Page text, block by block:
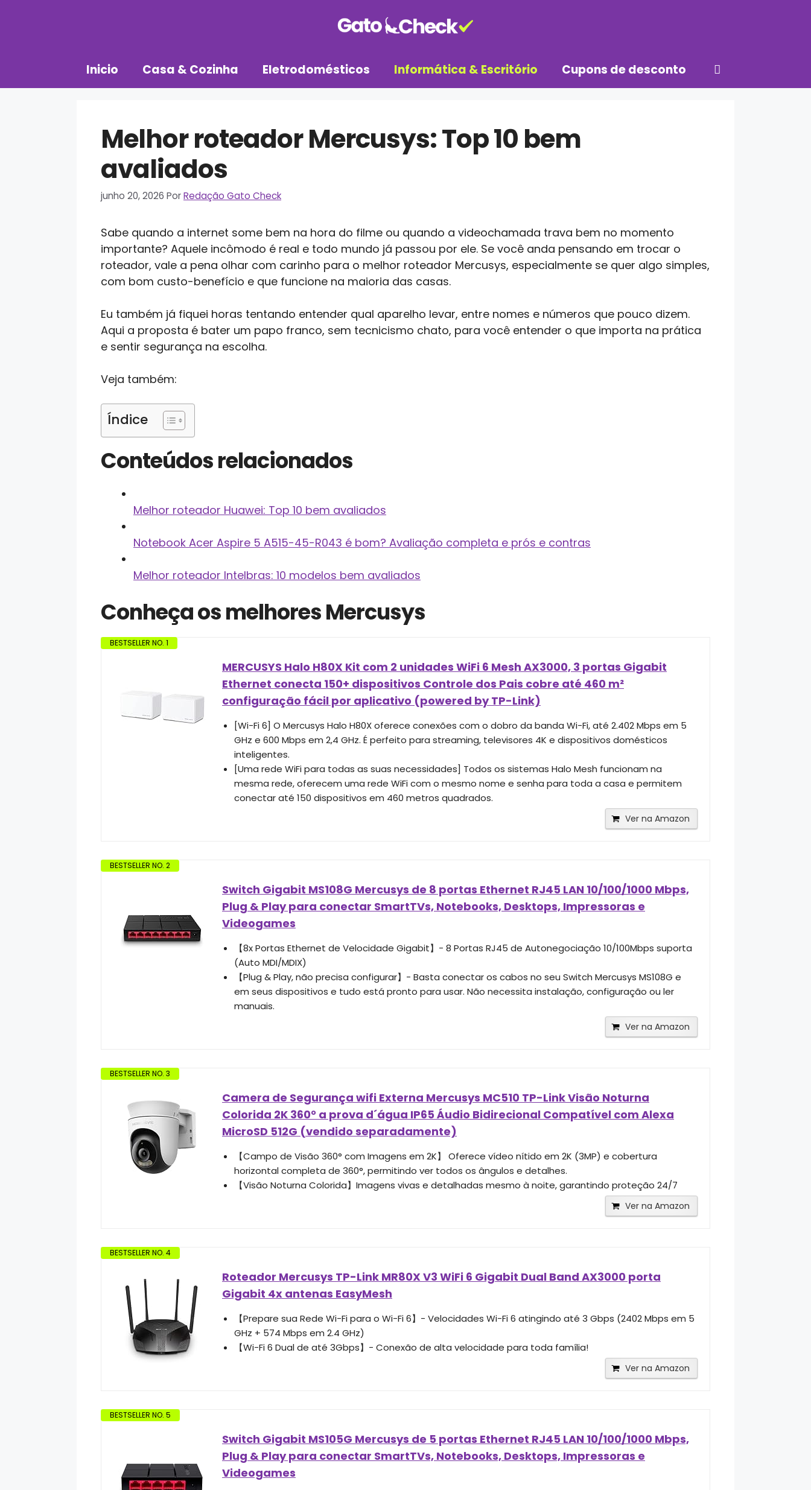
Inicio Casa & Cozinha Eletrodomésticos Informática & Escritório Cupons de desconto
Melhor roteador Mercusys: Top 10 bem
avaliados
junho 20, 2026 PorRedação Gato Check
Sabe quando a internet some bem na hora do filme ou quando a videochamada trava bem no momento
importante? Aquele incômodo é real e todo mundo já passou por ele. Se você anda pensando em trocar o
roteador, vale a pena olhar com carinho para o melhor roteador Mercusys, especialmente se quer algo simples,
com bom custo-benefício e que funcione na maioria das casas.
Eu também já fiquei horas tentando entender qual aparelho levar, entre nomes e números que pouco dizem.
Aqui a proposta é bater um papo franco, sem tecnicismo chato, para você entender o que importa na prática
e sentir segurança na escolha.
Veja também:
Índice
Conteúdos relacionados
Melhor roteador Huawei: Top 10 bem avaliados
Notebook Acer Aspire 5 A515-45-R043 é bom? Avaliação completa e prós e contras
Melhor roteador Intelbras: 10 modelos bem avaliados
Conheça os melhores Mercusys
BESTSELLER NO. 1
MERCUSYS Halo H80X Kit com 2 unidades WiFi 6 Mesh AX3000, 3 portas Gigabit
Ethernet conecta 150+ dispositivos Controle dos Pais cobre até 460 m²
configuração fácil por aplicativo (powered by TP-Link)
[Wi-Fi 6] O Mercusys Halo H80X oferece conexões com o dobro da banda Wi-Fi, até 2.402 Mbps em 5
GHz e 600 Mbps em 2,4 GHz. É perfeito para streaming, televisores 4K e dispositivos domésticos
inteligentes.
[Uma rede WiFi para todas as suas necessidades] Todos os sistemas Halo Mesh funcionam na
mesma rede, oferecem uma rede WiFi com o mesmo nome e senha para toda a casa e permitem
conectar até 150 dispositivos em 460 metros quadrados.
Ver na Amazon
BESTSELLER NO. 2
Switch Gigabit MS108G Mercusys de 8 portas Ethernet RJ45 LAN 10/100/1000 Mbps,
Plug & Play para conectar SmartTVs, Notebooks, Desktops, Impressoras e
Videogames
【8x Portas Ethernet de Velocidade Gigabit】- 8 Portas RJ45 de Autonegociação 10/100Mbps suporta
(Auto MDI/MDIX)
【Plug & Play, não precisa configurar】- Basta conectar os cabos no seu Switch Mercusys MS108G e
em seus dispositivos e tudo está pronto para usar. Não necessita instalação, configuração ou ler
manuais.
Ver na Amazon
BESTSELLER NO. 3
Camera de Segurança wifi Externa Mercusys MC510 TP-Link Visão Noturna
Colorida 2K 360° a prova d´água IP65 Áudio Bidirecional Compatível com Alexa
MicroSD 512G (vendido separadamente)
【Campo de Visão 360° com Imagens em 2K】 Oferece vídeo nítido em 2K (3MP) e cobertura
horizontal completa de 360°, permitindo ver todos os ângulos e detalhes.
【Visão Noturna Colorida】Imagens vivas e detalhadas mesmo à noite, garantindo proteção 24/7
Ver na Amazon
BESTSELLER NO. 4
Roteador Mercusys TP-Link MR80X V3 WiFi 6 Gigabit Dual Band AX3000 porta
Gigabit 4x antenas EasyMesh
【Prepare sua Rede Wi-Fi para o Wi-Fi 6】- Velocidades Wi-Fi 6 atingindo até 3 Gbps (2402 Mbps em 5
GHz + 574 Mbps em 2.4 GHz)
【Wi-Fi 6 Dual de até 3Gbps】- Conexão de alta velocidade para toda família!
Ver na Amazon
BESTSELLER NO. 5
Switch Gigabit MS105G Mercusys de 5 portas Ethernet RJ45 LAN 10/100/1000 Mbps,
Plug & Play para conectar SmartTVs, Notebooks, Desktops, Impressoras e
Videogames